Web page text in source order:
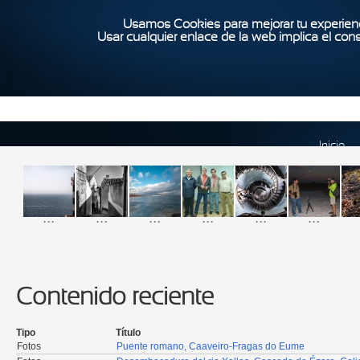
Usamos Cookies para mejorar tu
Usar cualquier enlace de la web implica el
Inicio
... ... ... ... ... ...
Contenido reciente
Tipo
Título
Fotos
Puente romano, Caaveiro-Fragas do Eume